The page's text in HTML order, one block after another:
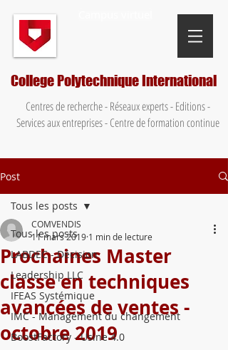
College Polytechnique International
Centres de recherche - Réseaux experts - Editions -
Services aux entreprises - Centre de formation continue
Post
Tous les posts
LABDEC - Décision
Leadership LLC
IFEAS Systémique
IMC - Management du changement
BoostFactory - Usine 4.0
Tous les posts
Prochaines Master
classe en techniques
avancées de ventes -
octobre 2019
COMVENDIS
11 mars 2019 1 min de lecture